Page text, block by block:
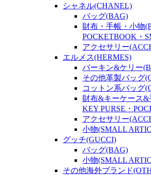
シャネル(CHANEL)
バッグ(BAG)
財布・手帳・小物
POCKETBOOK・
アクセサリー
エルメス(HERMES)
バーキン&ケリー
その他革製バッグ
コットン系バッグ
財布&キーケース&
KEY PURSE・
アクセサリー
小物(SMALL
グッチ(GUCCI)
バッグ(BAG)
小物(SMALL
その他海外ブランド